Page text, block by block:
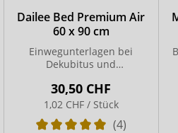
Dailee Bed Premium Air
60 x 90 cm
Einwegunterlagen bei
Dekubitus und
30,50 CHF
1,02 CHF / Stück
(4)